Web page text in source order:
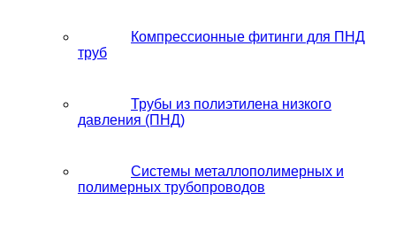
Компрессионные фитинги для ПНД
труб
Трубы из полиэтилена низкого
давления (ПНД)
Системы металлополимерных и
полимерных трубопроводов